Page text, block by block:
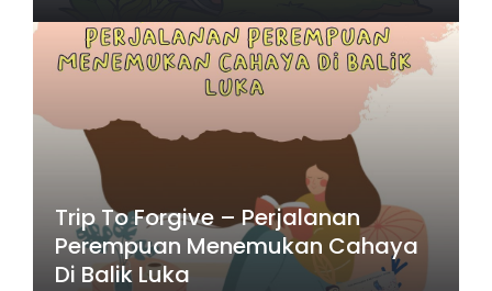
Trip To Forgive – Perjalanan
Perempuan Menemukan Cahaya
Di Balik Luka